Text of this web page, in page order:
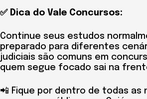
✅ Dica do Vale Concursos:
Continue seus estudos
preparado para diferentes
judiciais são comuns em
quem segue focado sai na
📲 Fique por dentro de todas as